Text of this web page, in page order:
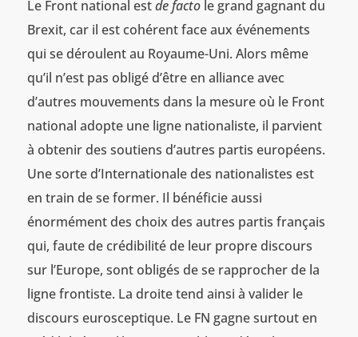
Le Front national estde facto le grand gagnant du
Brexit, car il est cohérent face aux événements
qui se déroulent au Royaume-Uni. Alors même
qu’il n’est pas obligé d’être en alliance avec
d’autres mouvements dans la mesure où le Front
national adopte une ligne nationaliste, il parvient
à obtenir des soutiens d’autres partis européens.
Une sorte d’Internationale des nationalistes est
en train de se former. Il bénéficie aussi
énormément des choix des autres partis français
qui, faute de crédibilité de leur propre discours
sur l’Europe, sont obligés de se rapprocher de la
ligne frontiste. La droite tend ainsi à valider le
discours eurosceptique. Le FN gagne surtout en